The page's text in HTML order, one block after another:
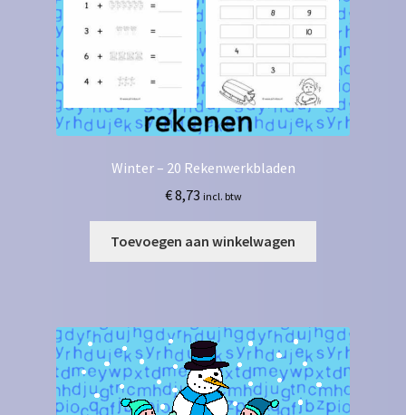
Winter – 20 Rekenwerkbladen
€8,73 incl. btw
Toevoegen aan winkelwagen